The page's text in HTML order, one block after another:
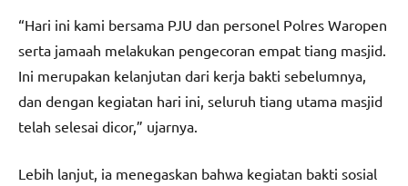
“Hari ini kami bersama PJU dan personel Polres Waropen
serta jamaah melakukan pengecoran empat tiang masjid.
Ini merupakan kelanjutan dari kerja bakti sebelumnya,
dan dengan kegiatan hari ini, seluruh tiang utama masjid
telah selesai dicor,” ujarnya.
Lebih lanjut, ia menegaskan bahwa kegiatan bakti sosial